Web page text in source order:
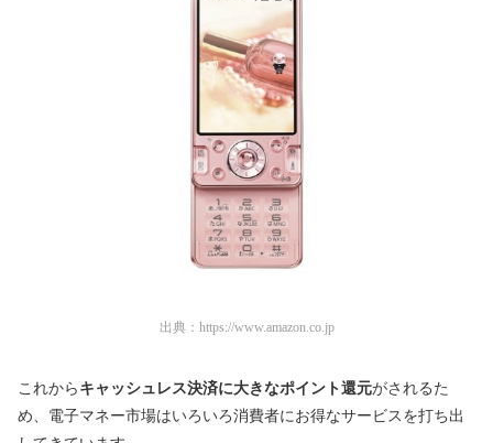
出典： https://www.amazon.co.jp
これから キャッシュレス決済に大きなポイント還元がされるた
め、電子マネー市場はいろいろ消費者にお得なサービスを打ち出